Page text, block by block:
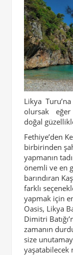
Likya
olursak eğer
doğal
Fethiye’den
birbirinden
yapmanın
önemli ve en
barındıran
farklı
yapmak için
Oasis, Likya
Dimitri
zamanın
size
yaşatabilecek